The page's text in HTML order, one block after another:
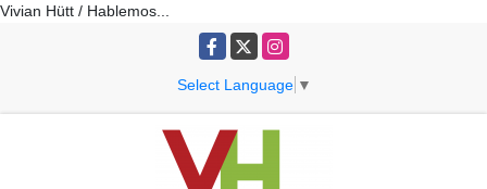
Vivian Hütt / Hablemos...
Facebook
X Instagram
Select Language ▼